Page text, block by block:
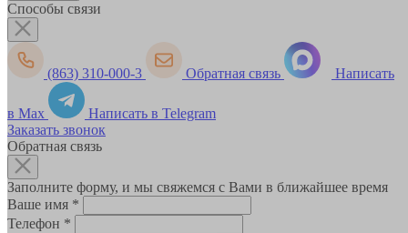
Способы связи
(863) 310-000-3 Обратная связь Написать
в Max
Написать в Telegram
Заказать звонок
Обратная связь
Заполните форму, и мы свяжемся с Вами в ближайшее время
Ваше имя *
Телефон *